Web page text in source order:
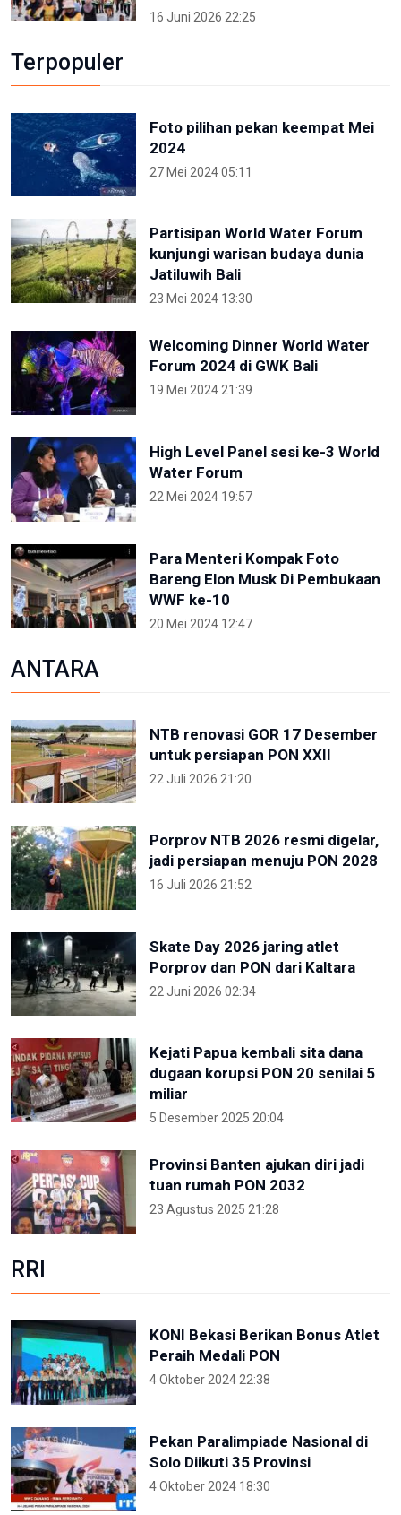
16 Juni 2026 22:25
Terpopuler
Foto pilihan pekan keempat Mei
2024
27 Mei 2024 05:11
Partisipan World Water Forum
kunjungi warisan budaya dunia
Jatiluwih Bali
23 Mei 2024 13:30
Welcoming Dinner World Water
Forum 2024 di GWK Bali
19 Mei 2024 21:39
High Level Panel sesi ke-3 World
Water Forum
22 Mei 2024 19:57
Para Menteri Kompak Foto
Bareng Elon Musk Di Pembukaan
WWF ke-10
20 Mei 2024 12:47
ANTARA
NTB renovasi GOR 17 Desember
untuk persiapan PON XXII
22 Juli 2026 21:20
Porprov NTB 2026 resmi digelar,
jadi persiapan menuju PON 2028
16 Juli 2026 21:52
Skate Day 2026 jaring atlet
Porprov dan PON dari Kaltara
22 Juni 2026 02:34
Kejati Papua kembali sita dana
dugaan korupsi PON 20 senilai 5
miliar
5 Desember 2025 20:04
Provinsi Banten ajukan diri jadi
tuan rumah PON 2032
23 Agustus 2025 21:28
RRI
KONI Bekasi Berikan Bonus Atlet
Peraih Medali PON
4 Oktober 2024 22:38
Pekan Paralimpiade Nasional di
Solo Diikuti 35 Provinsi
4 Oktober 2024 18:30